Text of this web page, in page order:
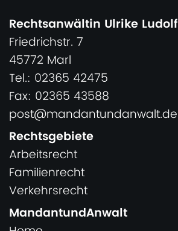
Rechtsanwältin Ulrike Ludolf
Friedrichstr. 7
45772 Marl
Tel.: 02365 42475
Fax: 02365 43588
post@mandantundanwalt.de
Rechtsgebiete
Arbeitsrecht
Familienrecht
Verkehrsrecht
MandantundAnwalt